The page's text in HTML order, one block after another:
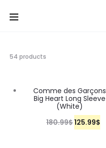
54 products
30%
Comme des Garçons
Big Heart Long Sleeve
(White)
180.99$125.99$